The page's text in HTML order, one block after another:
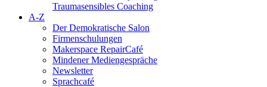
Traumasensibles Coaching
A-Z
Der Demokratische Salon
Firmenschulungen
Makerspace RepairCafé
Mindener Mediengespräche
Newsletter
Sprachcafé